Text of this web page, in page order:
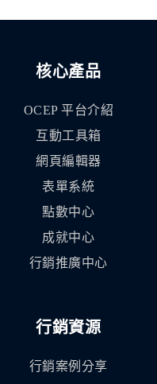
核心產品
OCEP 平台介紹
互動工具箱
網頁編輯器
表單系統
點數中心
成就中心
行銷推廣中心
行銷資源
行銷案例分享